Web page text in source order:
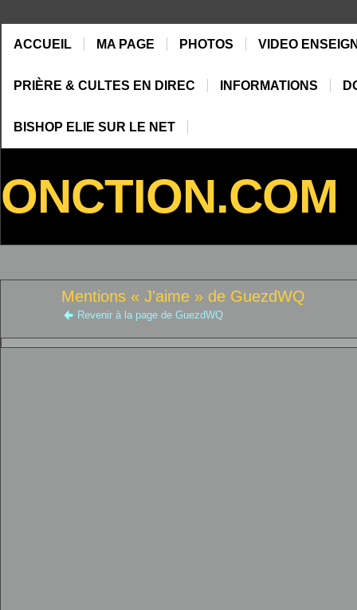
ACCUEIL MA PAGE PHOTOS VIDEO
PRIÈRE & CULTES EN DIREC INFORMATIONS
BISHOP ELIE SUR LE NET
ONCTION.COM
Mentions « J'aime » de GuezdWQ
Revenir à la page de GuezdWQ